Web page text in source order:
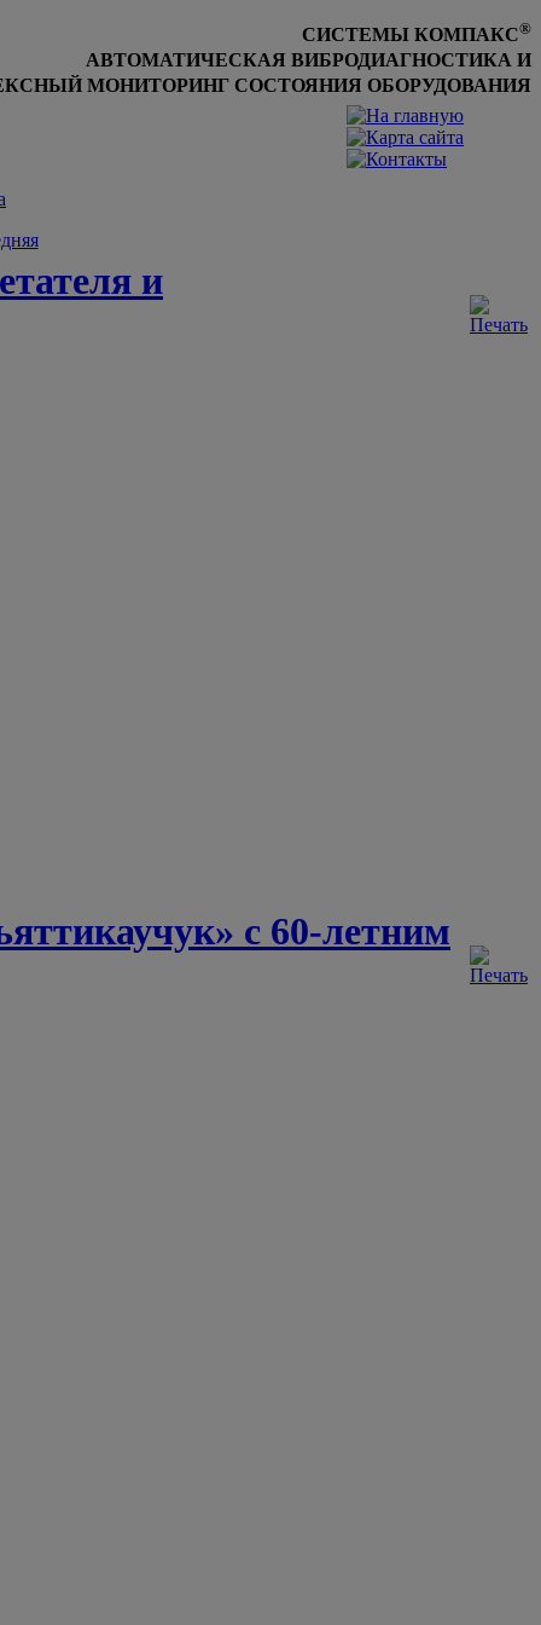
СИСТЕМЫ КОМПАКС®
АВТОМАТИЧЕСКАЯ ВИБРОДИАГНОСТИКА И
МОНИТОРИНГ СОСТОЯНИЯ ОБОРУДОВАНИЯ
и
с 60-летним